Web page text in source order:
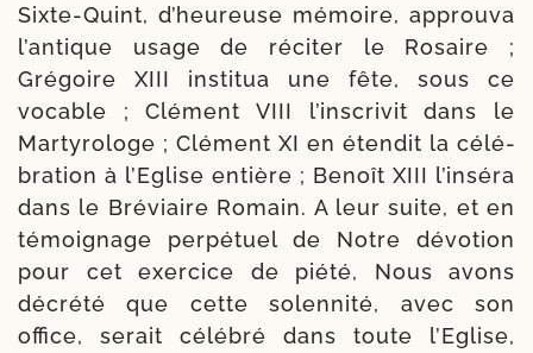
Sixte-​Quint, d’heureuse mémoire, approu­va
l’antique usage de réci­ter le Rosaire ;
Grégoire XIII ins­ti­tua une fête, sous ce
vocable ; Clément VIII l’inscrivit dans le
Martyrologe ; Clément XI en éten­dit la célé­
bra­tion à l’Eglise entière ; Benoît XIII l’inséra
dans le Bréviaire Romain. A leur suite, et en
témoi­gnage per­pé­tuel de Notre dévo­tion
pour cet exer­cice de pié­té, Nous avons
décré­té que cette solen­ni­té, avec son
office, serait célé­bré dans toute l’Eglise,